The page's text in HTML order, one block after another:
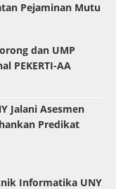
Pejaminan Mutu
dan UMP
PEKERTI-AA
Jalani Asesmen
Predikat
Informatika UNY